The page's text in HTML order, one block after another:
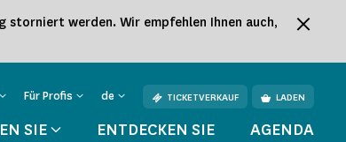
werden. Wir empfehlen Ihnen auch,
Für Profis de TICKETVERKAUF LADEN
SIE ENTDECKEN SIE AGENDA